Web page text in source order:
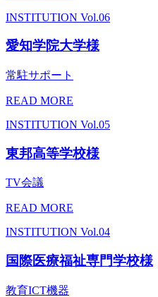
INSTITUTION Vol.06
愛知学院大学様
常駐サポート
READ MORE
INSTITUTION Vol.05
東邦高等学校様
TV会議
READ MORE
INSTITUTION Vol.04
国際医療福祉専門学校様
教育ICT機器